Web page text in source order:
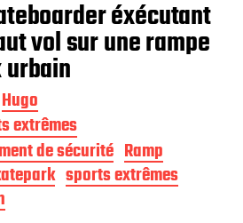
éxécutant
vol sur une rampe
Hugo
extrêmes
de sécurité Ramp
sports extrêmes